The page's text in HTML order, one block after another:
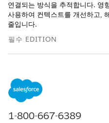
연결되는 방식을 추적합니다. 영
사용하여 컨텍스트를 개선하고,
줄입니다.
필수 EDITION
지원 제품: CMDB 및 서비스 그
서비스가 포함된
Edition.
구성 관리 데이터베이스(CMDB)
1-800-667-6389